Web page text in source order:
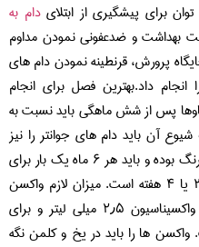
برای پیشگیری از ابتلایدام به
بهداشت و ضدعفونی نمودن مداوم
پرورش، قرنطینه نمودن دام های
انجام داد.بهترین فصل برای انجام
پس از شش ماهگی باید نسبت به
آن باید دام های جوانتر را نیز
واکسینه کرد. واکسن تب برفکی صورتی رنگ بوده و باید هر ۶ ماه یک بار برای
گاوها انجام شود. تکرار هر واکسن هر ۳ یا ۴ هفته است. میزان لازم واکسن
تزریق شده به گاوهای بومی در هر بار واکسیناسیون ۲٫۵ میلی لیتر و برای
میلی لیتر است. واکسن ها را باید در یخ و کلمن نگه